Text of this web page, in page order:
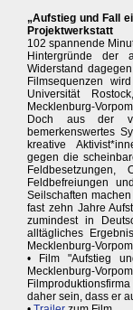
„Aufstieg und Fall
Projektwerkstatt
102 spannende
Hintergründe der
Widerstand
Filmsequenzen
Universität
Mecklenburg-
Doch aus der
bemerkenswertes
kreative
gegen die
Feldbefreiungen
Seilschaften
fast zehn Jahre
zumindest in
alltägliches
Mecklenburg-
• Film "Aufstieg
Mecklenburg-
daher sein, dass er